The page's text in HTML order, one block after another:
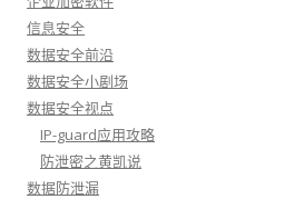
信息安全
数据安全前沿
数据安全小剧场
数据安全视点
IP-guard应用攻略
防泄密之黄凯说
数据防泄漏